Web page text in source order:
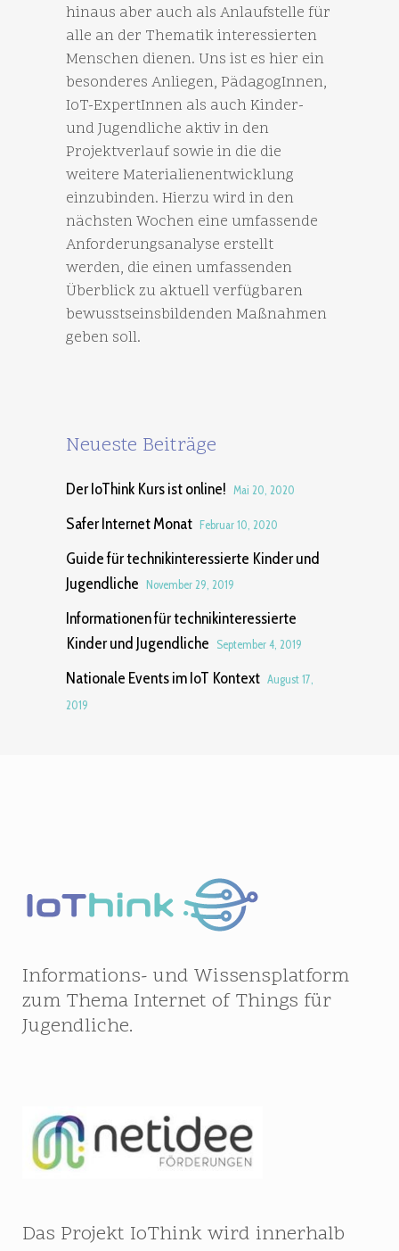
hinaus aber auch als Anlaufstelle für
alle an der Thematik interessierten
Menschen dienen. Uns ist es hier ein
besonderes Anliegen, PädagogInnen,
IoT-ExpertInnen als auch Kinder-
und Jugendliche aktiv in den
Projektverlauf sowie in die die
weitere Materialienentwicklung
einzubinden. Hierzu wird in den
nächsten Wochen eine umfassende
Anforderungsanalyse erstellt
werden, die einen umfassenden
Überblick zu aktuell verfügbaren
bewusstseinsbildenden Maßnahmen
geben soll.
Neueste Beiträge
Der IoThink Kurs ist online! Mai 20, 2020
Safer Internet Monat Februar 10, 2020
Guide für technikinteressierte Kinder und
Jugendliche November 29, 2019
Informationen für technikinteressierte
Kinder und Jugendliche
September 4, 2019
Nationale Events im IoT Kontext August 17,
2019
Informations- und Wissensplatform
zum Thema Internet of Things für
Jugendliche.
Das Projekt IoThink wird innerhalb